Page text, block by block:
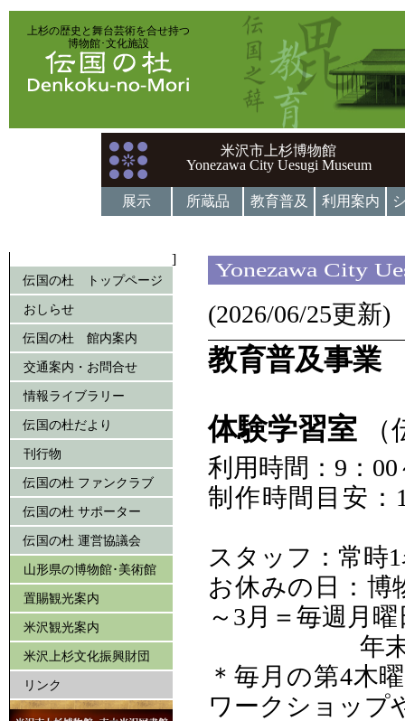
上杉の歴史と舞台芸術を合せ持つ
博物館･文化施設
米沢市上杉博物館
Yonezawa City Uesugi Museum
展示 所蔵品 教育普及 利用案内
伝国の杜 トップページ
おしらせ
伝国の杜 館内案内
交通案内・お問合せ
情報ライブラリー
伝国の杜だより
刊行物
伝国の杜 ファンクラブ
伝国の杜 サポーター
伝国の杜 運営協議会
山形県の博物館･美術館
置賜観光案内
米沢観光案内
米沢上杉文化振興財団
リンク
Yonezawa City
(2026/06/25更新)
教育普及事業
体験学習室
利用時間：9：00
制作時間目安
スタッフ：常時
お休みの日：博
～3月＝毎週月
年末
＊毎月の第4木
ワークショップ
]